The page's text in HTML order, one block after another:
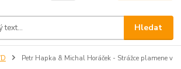
Hledat
Petr Hapka & Michal Horáček - Strážce plamene v